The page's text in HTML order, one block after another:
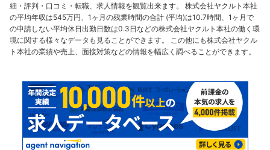
細・評判・口コミ・転職、求人情報を観覧出来ます。 株式会社ヤクルト本社
の平均年収は545万円、1ヶ月の残業時間の合計 (平均)は10.7時間、1ヶ月で
の申請しない平均休日出勤日数は0.3日などの株式会社ヤクルト本社の働く環
境に関する様々なデータも見ることができます。 この他にも株式会社ヤクル
ト本社の業績や売上、面接対策などの情報を幅広く調べることができます。